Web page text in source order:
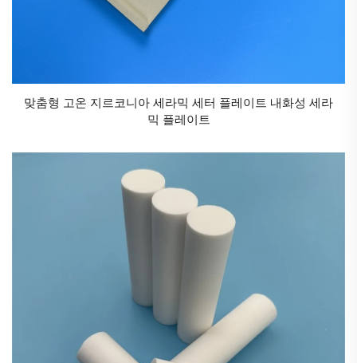
질화규소 세라믹(Si₃N₄):
높은 강도와 열충격 저항성을 모두 갖추고 있으며, 터빈
질화알루미늄 세라믹(AlN):
높은 열전도성과 절연성을 갖추고 있어 LED 기판 및 집
적회로 패키징에 가장 적합한 소재이다.
3. 산업용 세라믹의 핵심 응용 분야
산업용 세라믹은 응용 분야에서 기계적, 열적, 화학적
및 기타 기능을 수행할 수 있습니다. 고온 저항성, 부식
저항성, 마모 저항성, 침식 저항성 등의 장점을 갖추고
있어 산업용 세라믹은 금속 소재 및 유기 고분자 소재를
대체하여 혹독한 작업 환경에서 사용될 수 있으며, 전통
산업의 개조, 신생 산업 및 첨단 기술 분야에서 필수적
인 소재로 에너지, 항공우주, 기계, 자동차, 전자, 화학
맞춤형 고온 지르코니아 세라믹 세터 플레이트 내화성 세라
믹 플레이트